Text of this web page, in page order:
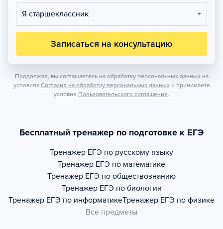
Я старшеклассник
Записаться на консультацию
Продолжая, вы соглашаетесь на обработку персональных данных на
условиях Согласия на обработку персональных данных и принимаете
условия Пользовательского соглашения.
Бесплатный тренажер по подготовке к ЕГЭ
Тренажер ЕГЭ по русскому языку
Тренажер ЕГЭ по математике
Тренажер ЕГЭ по обществознанию
Тренажер ЕГЭ по биологии
Тренажер ЕГЭ по информатикеТренажер ЕГЭ по физике
Все предметы